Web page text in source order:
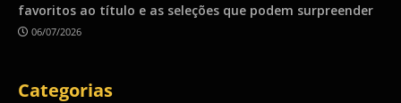
favoritos ao título e as seleções que podem surpreender
06/07/2026
Categorias